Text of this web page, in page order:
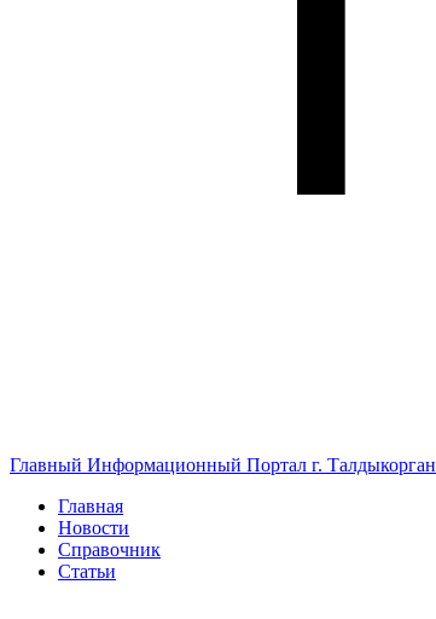
Главный Информационный Портал г. Талдыкорган
Главная
Новости
Справочник
Статьи